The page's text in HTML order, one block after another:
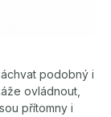
podobný i
ovládnout,
přítomny i